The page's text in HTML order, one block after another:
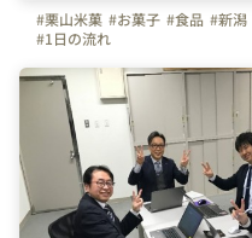
#栗山米菓 #お菓子 #食品 #新潟
#1日の流れ